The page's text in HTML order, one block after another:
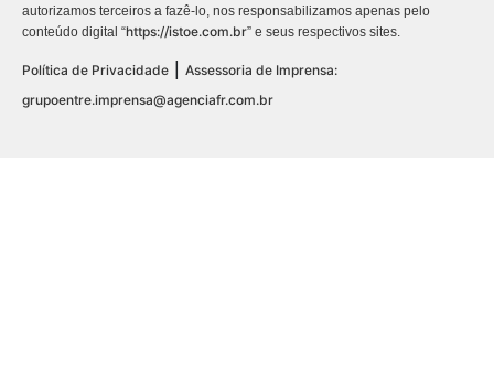
autorizamos terceiros a fazê-lo, nos responsabilizamos apenas pelo
conteúdo digital “https://istoe.com.br” e seus respectivos sites.
Política de Privacidade
Assessoria de Imprensa:
grupoentre.imprensa@agenciafr.com.br